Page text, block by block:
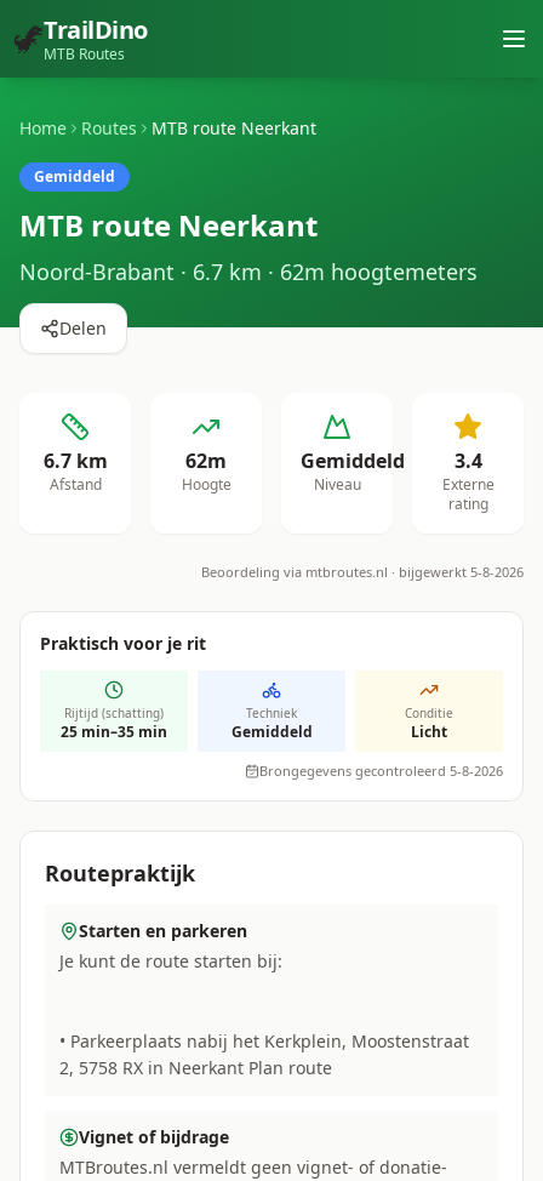
🦖TrailDino
MTB Routes
Home Routes MTB route Neerkant
Gemiddeld
MTB route Neerkant
Noord-Brabant · 6.7 km · 62m hoogtemeters
Delen
6.7km
Afstand
62m
Hoogte
Gemiddeld
Niveau
3.4
Externe
rating
Beoordeling via mtbroutes.nl · bijgewerkt 5-8-2026
Praktisch voor je rit
Rijtijd (schatting)
25 min–35 min
Techniek
Gemiddeld
Conditie
Licht
Brongegevens gecontroleerd 5-8-2026
Routepraktijk
Starten en parkeren
Je kunt de route starten bij:
• Parkeerplaats nabij het Kerkplein, Moostenstraat
2, 5758 RX in Neerkant Plan route
Vignet of bijdrage
MTBroutes.nl vermeldt geen vignet- of donatie-